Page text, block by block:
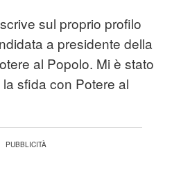
sul proprio profilo
a presidente della
al Popolo. Mi è stato
sfida con Potere al